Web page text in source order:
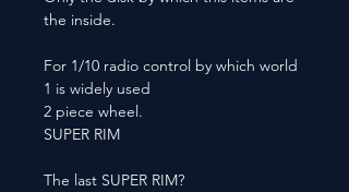
the inside.
For 1/10 radio control by which world
1 is widely used
2 piece wheel.
SUPER RIM
The last SUPER RIM?